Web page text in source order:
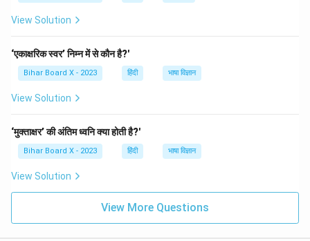
View Solution
‘एकाक्षरिक स्वर’ निम्न में से कौन है?'
Bihar Board X - 2023 हिंदी भाषा विज्ञान
View Solution
‘मुक्ताक्षर’ की अंतिम ध्वनि क्या होती है?'
Bihar Board X - 2023 हिंदी भाषा विज्ञान
View Solution
View More Questions